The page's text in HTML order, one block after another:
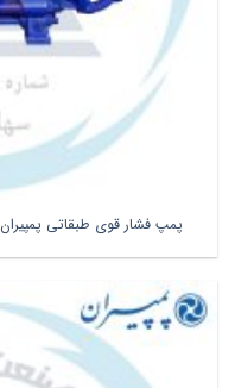
پمپ فشار قوی طبقاتی پمپیران MD